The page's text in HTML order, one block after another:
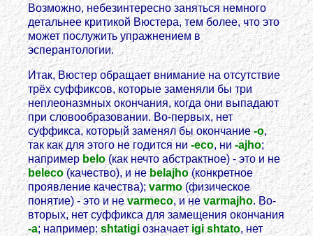
Возможно, небезинтересно заняться немного
детальнее критикой Вюстера, тем более, что это
может послужить упражнением в
эсперантологии.
Итак, Вюстер обращает внимание на отсутствие
трёх суффиксов, которые заменяли бы три
неплеоназмных окончания, когда они выпадают
при словообразовании. Во-первых, нет
суффикса, который заменял бы окончание-o,
так как для этого не годится ни -eco, ни -ajho;
например belo (как нечто абстрактное) - это и не
beleco(качество), и неbelajho(конкретное
проявление качества); varmo(физическое
понятие) - это и неvarmeco, и неvarmajho. Во-
вторых, нет суффикса для замещения окончания
-a; например:shtatigiозначает igi shtato, нет